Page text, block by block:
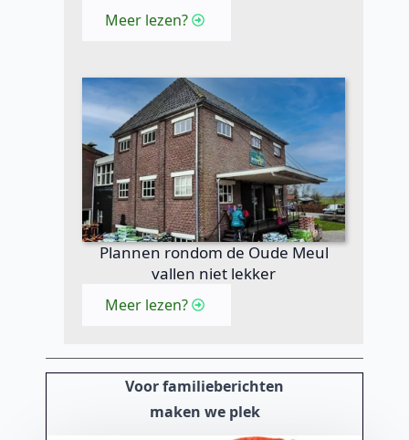
Meer lezen?
Plannen rondom de Oude Meul
vallen niet lekker
Meer lezen?
Voor familieberichten
maken we plek